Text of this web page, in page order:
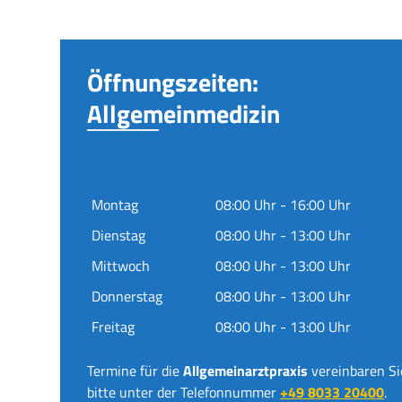
Öffnungszeiten:
Allgemeinmedizin
Montag
08:00 Uhr - 16:00 Uhr
Dienstag
08:00 Uhr - 13:00 Uhr
Mittwoch
08:00 Uhr - 13:00 Uhr
Donnerstag
08:00 Uhr - 13:00 Uhr
Freitag
08:00 Uhr - 13:00 Uhr
Termine für dieAllgemeinarztpraxis vereinbaren
bitte unter der Telefonnummer+49 8033 20400.